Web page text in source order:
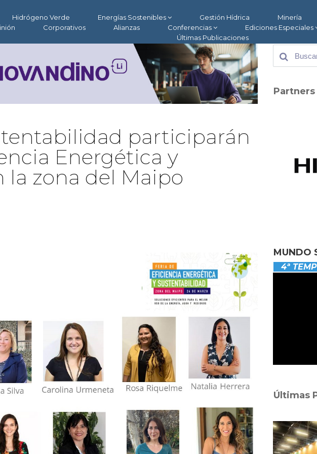
Hidrógeno Verde Energías Sostenibles Gestión Hídrica Minería
Corporativos Alianzas Conferencias Ediciones Especiales
Últimas Publicaciones
participarán
Energética y
zona del Maipo
Partners
MUNDO
4ª
Últimas